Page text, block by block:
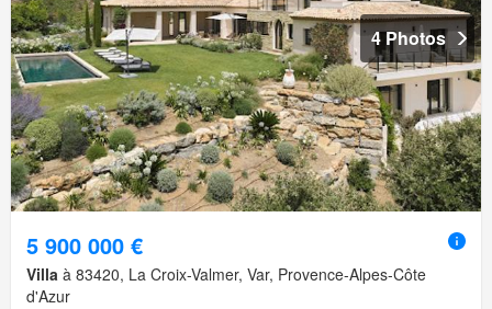
4 Photos
5 900 000 €
Villa à 83420, La Croix-Valmer, Var, Provence-Alpes-Côte
d'Azur